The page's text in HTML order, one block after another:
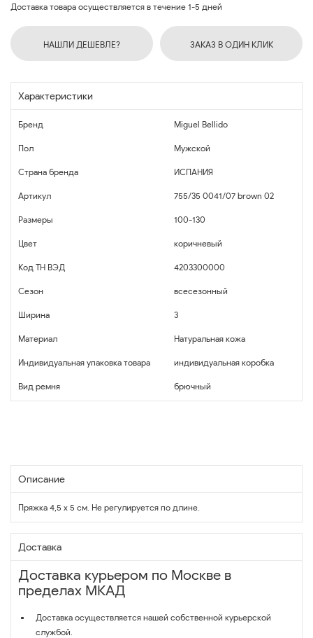
Доставка товара осуществляется в течение 1-5 дней
НАШЛИ ДЕШЕВЛЕ? ЗАКАЗ В ОДИН КЛИК
Характеристики
Бренд Miguel Bellido
Пол Мужской
Страна бренда ИСПАНИЯ
Артикул 755/35 0041/07 brown 02
Размеры 100-130
Цвет коричневый
Код ТН ВЭД 4203300000
Сезон всесезонный
Ширина 3
Материал Натуральная кожа
Индивидуальная упаковка товара индивидуальная коробка
Вид ремня брючный
Описание
Пряжка 4,5 х 5 см. Не регулируется по длине.
Доставка
Доставка курьером по Москве в
пределах МКАД
Доставка осуществляется нашей собственной курьерской
службой.